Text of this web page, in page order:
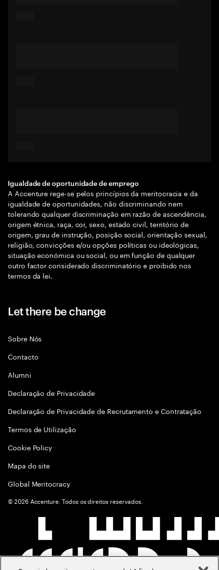
Igualdade de oportunidade de emprego
A Accenture rege-se pelos princípios da meritocracia e da
igualdade de oportunidades, não discriminando nem
tolerando qualquer discriminação em razão de ascendência,
origem étnica, raça, cor, sexo, estado civil, território de
origem, grau de instrução, posição social, orientação sexual,
religião, convicções e/ou opções políticas ou ideológicas,
situação económica ou social, ou em função de qualquer
outro factor considerado discriminatório e proibido nos
termos da lei.
Let there be change
Sobre Nós
Contacto
Alumni
Declaraçāo de Privacidade
Declaração de Privacidade de Recrutamento e Contratação
Termos de Utilização
Cookie Policy
Mapa do site
Global Meritocracy
©2026 Accenture. Todos os direitos reservados.